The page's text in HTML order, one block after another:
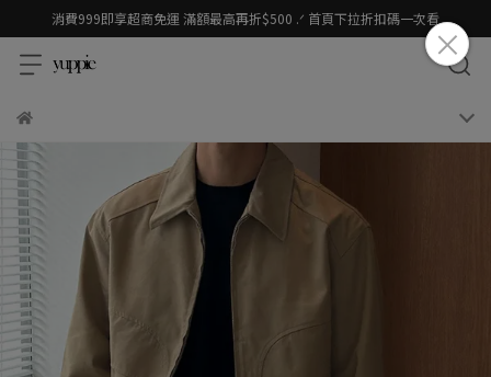
消費999即享超商免運 滿額最高再折$500 .ᐟ 首頁下拉折扣碼一次看